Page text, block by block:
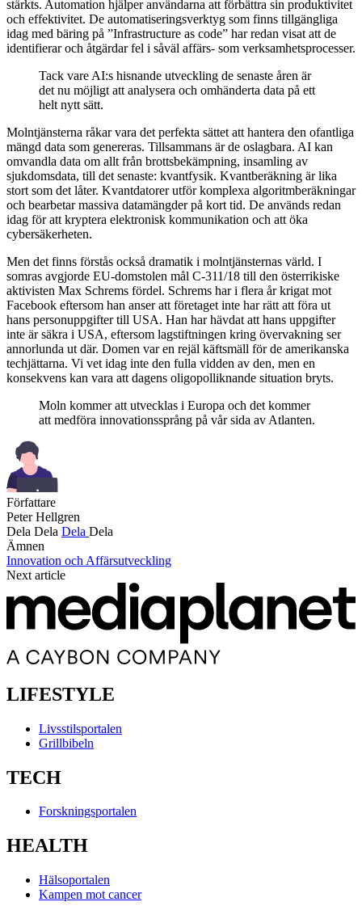
stärkts. Automation hjälper användarna att förbättra sin produktivitet
och effektivitet. De automatiseringsverktyg som finns tillgängliga
idag med bäring på ”Infrastructure as code” har redan visat att de
identifierar och åtgärdar fel i såväl affärs- som verksamhetsprocesser.
Tack vare AI:s hisnande utveckling de senaste åren är
det nu möjligt att analysera och omhänderta data på ett
helt nytt sätt.
Molntjänsterna råkar vara det perfekta sättet att hantera den ofantliga
mängd data som genereras. Tillsammans är de oslagbara. AI kan
omvandla data om allt från brottsbekämpning, insamling av
sjukdomsdata, till det senaste: kvantfysik. Kvantberäkning är lika
stort som det låter. Kvantdatorer utför komplexa algoritmberäkningar
och bearbetar massiva datamängder på kort tid. De används redan
idag för att kryptera elektronisk kommunikation och att öka
cybersäkerheten.
Men det finns förstås också dramatik i molntjänsternas värld. I
somras avgjorde EU-domstolen mål C-311/18 till den österrikiske
aktivisten Max Schrems fördel. Schrems har i flera år krigat mot
Facebook eftersom han anser att företaget inte har rätt att föra ut
hans personuppgifter till USA. Han har hävdat att hans uppgifter
inte är säkra i USA, eftersom lagstiftningen kring övervakning ser
annorlunda ut där. Domen var en rejäl käftsmäll för de amerikanska
techjättarna. Vi vet idag inte den fulla vidden av den, men en
konsekvens kan vara att dagens oligopolliknande situation bryts.
Moln kommer att utvecklas i Europa och det kommer
att medföra innovationssprång på vår sida av Atlanten.
Författare
Peter Hellgren
Dela Dela Dela Dela
Ämnen
Innovation och Affärsutveckling
Next article
LIFESTYLE
Livsstilsportalen
Grillbibeln
TECH
Forskningsportalen
HEALTH
Hälsoportalen
Kampen mot cancer